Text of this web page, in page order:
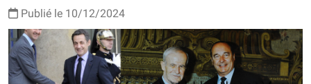
Publié le 10/12/2024